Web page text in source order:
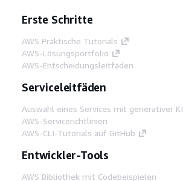
Erste Schritte
AWS Praktische Tutorials
AWS-Lösungsportfolio
AWS-Entscheidungsleitfäden
Serviceleitfäden
Auswahl eines Services mit generativer KI
AWS-Servicerichtlinien
AWS-CLI-Tutorials auf GitHub
Entwickler-Tools
AWS Bibliothek mit Codebeispielen